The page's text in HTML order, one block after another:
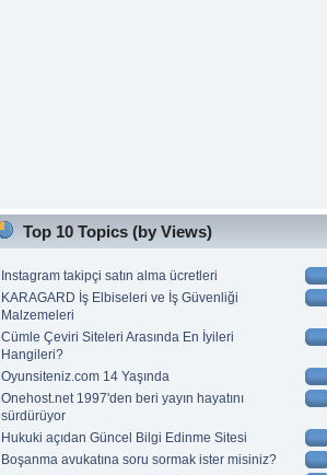
Top 10 Topics (by Views)
Instagram takipçi satın alma ücretleri
KARAGARD İş Elbiseleri ve İş Güvenliği
Malzemeleri
Cümle Çeviri Siteleri Arasında En İyileri
Hangileri?
Oyunsiteniz.com 14 Yaşında
Onehost.net 1997'den beri yayın hayatını
sürdürüyor
Hukuki açıdan Güncel Bilgi Edinme Sitesi
Boşanma avukatına soru sormak ister misiniz?